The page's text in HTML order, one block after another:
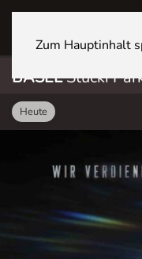
Zum Hauptinhalt
BASELStücki
Heute